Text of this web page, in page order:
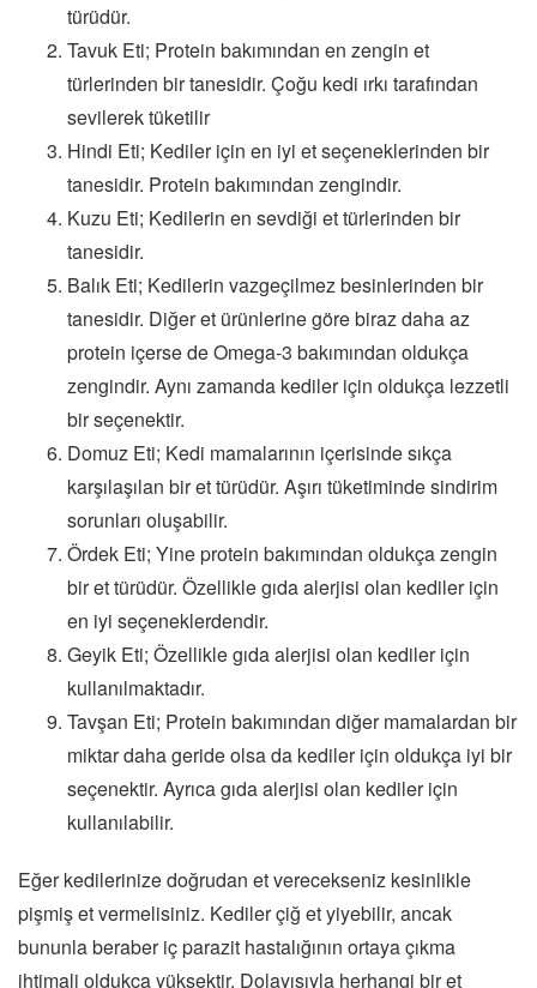
türüdür.
Tavuk Eti; Protein bakımından en zengin et
türlerinden bir tanesidir. Çoğu kedi ırkı tarafından
sevilerek tüketilir
Hindi Eti; Kediler için en iyi et seçeneklerinden bir
tanesidir. Protein bakımından zengindir.
Kuzu Eti; Kedilerin en sevdiği et türlerinden bir
tanesidir.
Balık Eti; Kedilerin vazgeçilmez besinlerinden bir
tanesidir. Diğer et ürünlerine göre biraz daha az
protein içerse de Omega-3 bakımından oldukça
zengindir. Aynı zamanda kediler için oldukça lezzetli
bir seçenektir.
Domuz Eti; Kedi mamalarının içerisinde sıkça
karşılaşılan bir et türüdür. Aşırı tüketiminde sindirim
sorunları oluşabilir.
Ördek Eti; Yine protein bakımından oldukça zengin
bir et türüdür. Özellikle gıda alerjisi olan kediler için
en iyi seçeneklerdendir.
Geyik Eti; Özellikle gıda alerjisi olan kediler için
kullanılmaktadır.
Tavşan Eti; Protein bakımından diğer mamalardan bir
miktar daha geride olsa da kediler için oldukça iyi bir
seçenektir. Ayrıca gıda alerjisi olan kediler için
kullanılabilir.
Eğer kedilerinize doğrudan et verecekseniz kesinlikle
pişmiş et vermelisiniz. Kediler çiğ et yiyebilir, ancak
bununla beraber iç parazit hastalığının ortaya çıkma
ihtimali oldukça yüksektir. Dolayısıyla herhangi bir et